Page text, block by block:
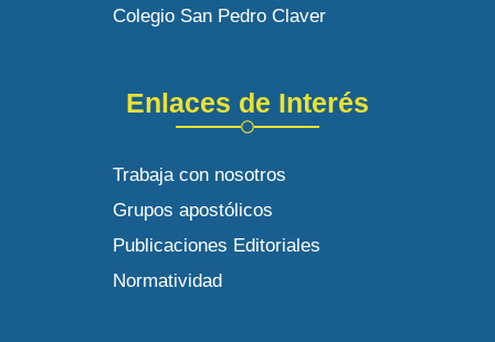
Colegio San Pedro Claver
Enlaces de Interés
Trabaja con nosotros
Grupos apostólicos
Publicaciones Editoriales
Normatividad